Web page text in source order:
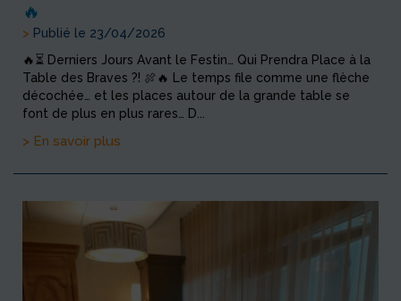
🔥
> Publié le 23/04/2026
🔥⏳ Derniers Jours Avant le Festin… Qui Prendra Place à la
Table des Braves ?! 🍖🔥 Le temps file comme une flèche
décochée… et les places autour de la grande table se
font de plus en plus rares… D...
> En savoir plus